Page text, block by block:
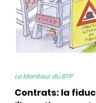
Le Moniteur du BTP
Contrats: la